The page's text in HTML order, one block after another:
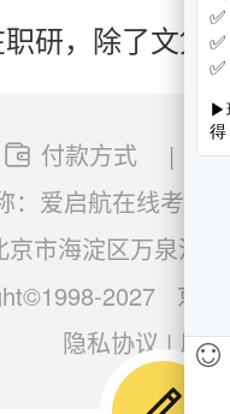
研，除了文凭
付款方式 |
：爱启航在线考研软
市海淀区万泉河路
2027 京
隐私协议 | 用